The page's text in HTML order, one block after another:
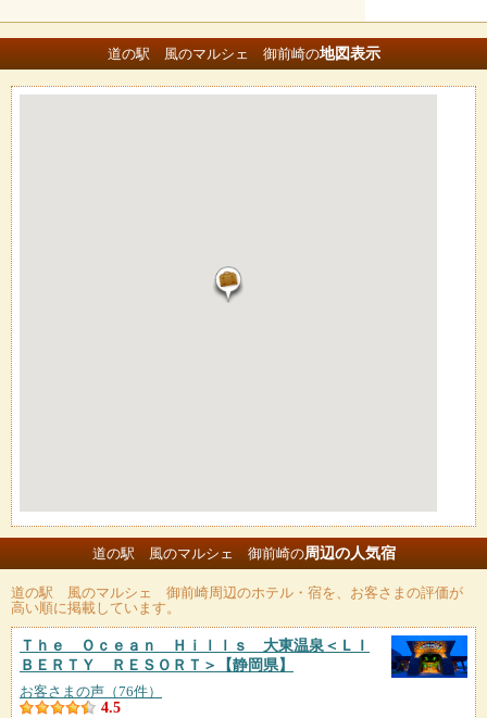
道の駅 風のマルシェ 御前崎の地図表示
道の駅 風のマルシェ 御前崎の周辺の人気宿
道の駅 風のマルシェ 御前崎周辺のホテル・宿を、お客さまの評価が
高い順に掲載しています。
Ｔｈｅ Ｏｃｅａｎ Ｈｉｌｌｓ 大東温泉＜ＬＩ
ＢＥＲＴＹ ＲＥＳＯＲＴ＞
【静岡県】
お客さまの声（76件）
4.5